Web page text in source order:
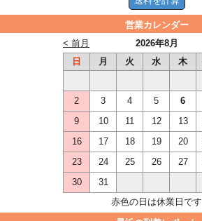
営業カレンダー
2026年8月
< 前月
日
月 火 水 木
2
3 4 5 6
9
10 11 12 13
16
17 18 19 20
23
24 25 26 27
30
31
赤色の日は休業日です